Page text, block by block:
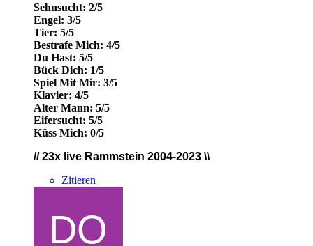
Sehnsucht: 2/5
Engel: 3/5
Tier: 5/5
Bestrafe Mich: 4/5
Du Hast: 5/5
Bück Dich: 1/5
Spiel Mit Mir: 3/5
Klavier: 4/5
Alter Mann: 5/5
Eifersucht: 5/5
Küss Mich: 0/5
// 23x live Rammstein 2004-2023 \\
Zitieren